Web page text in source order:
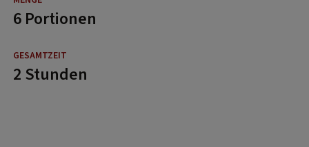
6 Portionen
2 Stunden